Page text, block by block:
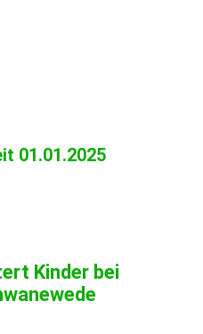
01.01.2025
Kinder bei